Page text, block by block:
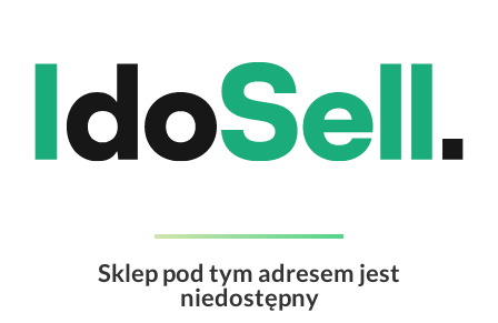
Sklep pod tym adresem jest
niedostępny